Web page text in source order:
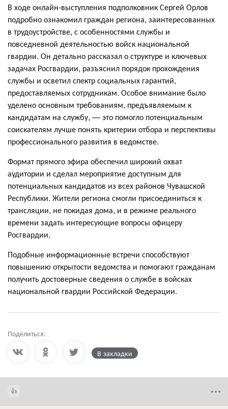
В ходе онлайн-выступления подполковник Сергей Орлов
подробно ознакомил граждан региона, заинтересованных
в трудоустройстве, с особенностями службы и
повседневной деятельностью войск национальной
гвардии. Он детально рассказал о структуре и ключевых
задачах Росгвардии, разъяснил порядок прохождения
службы и осветил спектр социальных гарантий,
предоставляемых сотрудникам. Особое внимание было
уделено основным требованиям, предъявляемым к
кандидатам на службу, — это помогло потенциальным
соискателям лучше понять критерии отбора и перспективы
профессионального развития в ведомстве.
Формат прямого эфира обеспечил широкий охват
аудитории и сделал мероприятие доступным для
потенциальных кандидатов из всех районов Чувашской
Республики. Жители региона смогли присоединиться к
трансляции, не покидая дома, и в режиме реального
времени задать интересующие вопросы офицеру
Росгвардии.
Подобные информационные встречи способствуют
повышению открытости ведомства и помогают гражданам
получить достоверные сведения о службе в войсках
национальной гвардии Российской Федерации.
Поделиться:
В закладки